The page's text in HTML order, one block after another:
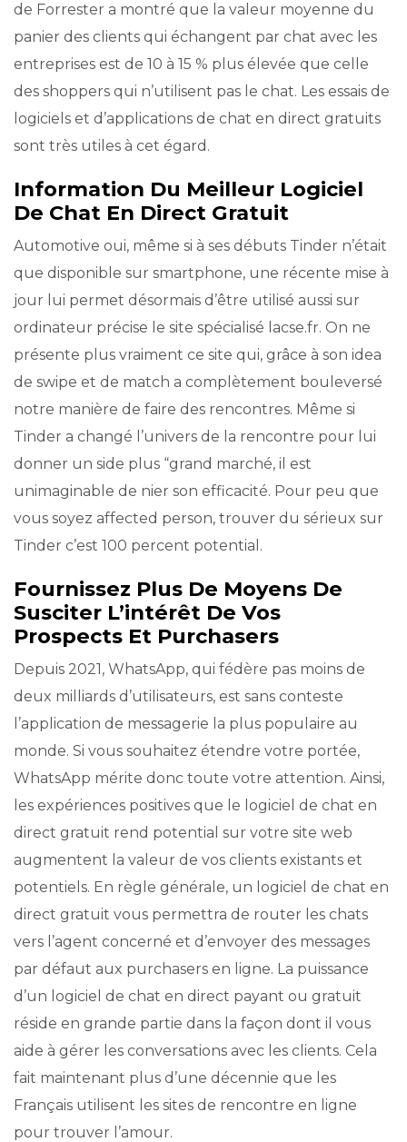
de Forrester a montré que la valeur moyenne du
panier des clients qui échangent par chat avec les
entreprises est de 10 à 15 % plus élevée que celle
des shoppers qui n’utilisent pas le chat. Les essais de
logiciels et d’applications de chat en direct gratuits
sont très utiles à cet égard.
Information Du Meilleur Logiciel
De Chat En Direct Gratuit
Automotive oui, même si à ses débuts Tinder n’était
que disponible sur smartphone, une récente mise à
jour lui permet désormais d’être utilisé aussi sur
ordinateur précise le site spécialisé lacse.fr. On ne
présente plus vraiment ce site qui, grâce à son idea
de swipe et de match a complètement bouleversé
notre manière de faire des rencontres. Même si
Tinder a changé l’univers de la rencontre pour lui
donner un side plus “grand marché, il est
unimaginable de nier son efficacité. Pour peu que
vous soyez affected person, trouver du sérieux sur
Tinder c’est 100 percent potential.
Fournissez Plus De Moyens De
Susciter L’intérêt De Vos
Prospects Et Purchasers
Depuis 2021, WhatsApp, qui fédère pas moins de
deux milliards d’utilisateurs, est sans conteste
l’application de messagerie la plus populaire au
monde. Si vous souhaitez étendre votre portée,
WhatsApp mérite donc toute votre attention. Ainsi,
les expériences positives que le logiciel de chat en
direct gratuit rend potential sur votre site web
augmentent la valeur de vos clients existants et
potentiels. En règle générale, un logiciel de chat en
direct gratuit vous permettra de router les chats
vers l’agent concerné et d’envoyer des messages
par défaut aux purchasers en ligne. La puissance
d’un logiciel de chat en direct payant ou gratuit
réside en grande partie dans la façon dont il vous
aide à gérer les conversations avec les clients. Cela
fait maintenant plus d’une décennie que les
Français utilisent les sites de rencontre en ligne
pour trouver l’amour.